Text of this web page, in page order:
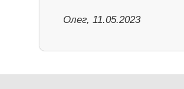
Олег, 11.05.2023